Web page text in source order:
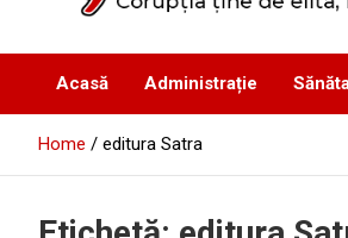
Ziarul Știrea
Acasă Administrație
Home editura Satra